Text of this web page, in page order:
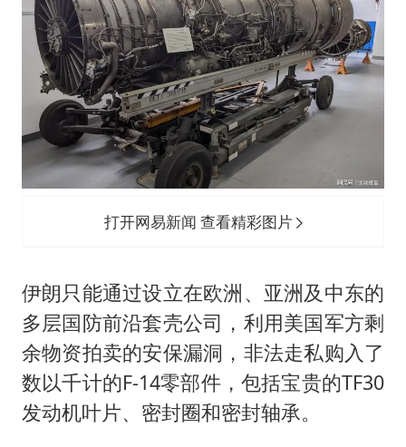
打开网易新闻 查看精彩图片
伊朗只能通过设立在欧洲、亚洲及中东的
多层国防前沿套壳公司，利用美国军方剩
余物资拍卖的安保漏洞，非法走私购入了
数以千计的F-14零部件，包括宝贵的TF30
发动机叶片、密封圈和密封轴承。